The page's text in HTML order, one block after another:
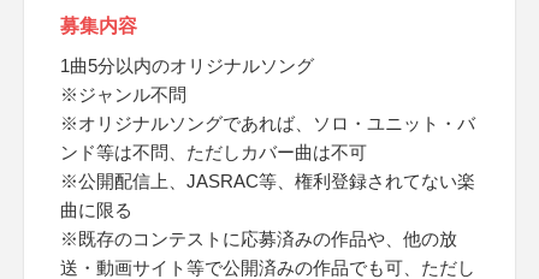
募集内容
1曲5分以内のオリジナルソング
※ジャンル不問
※オリジナルソングであれば、ソロ・ユニット・バ
ンド等は不問、ただしカバー曲は不可
※公開配信上、JASRAC等、権利登録されてない楽
曲に限る
※既存のコンテストに応募済みの作品や、他の放
送・動画サイト等で公開済みの作品でも可、ただし